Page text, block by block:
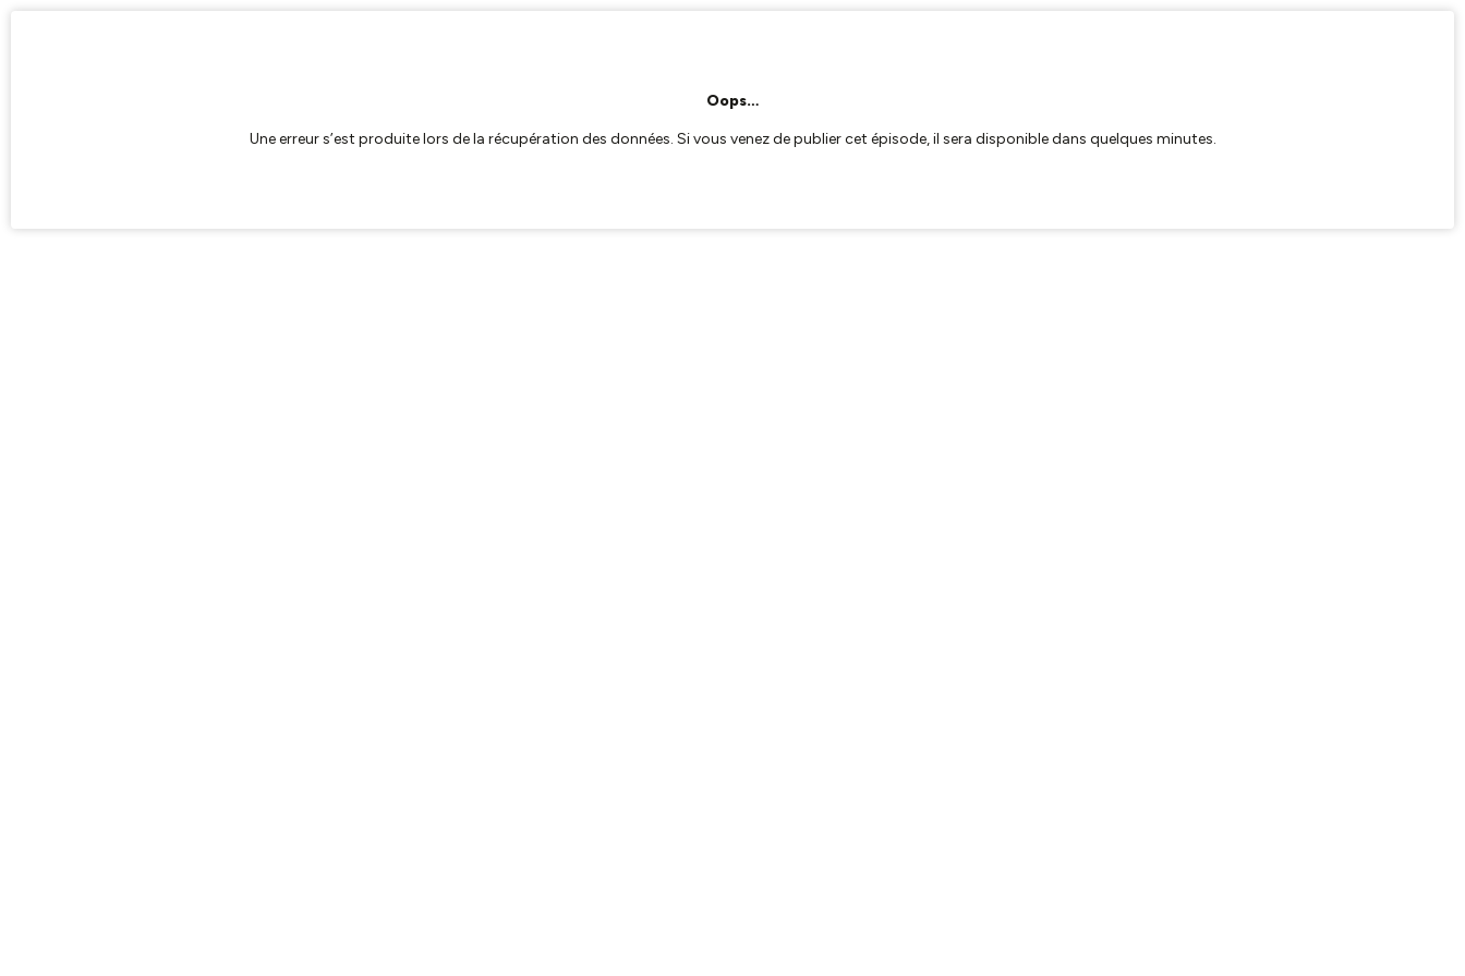
Oops…
Une erreur s’est produite lors de la récupération des données. Si vous venez de publier cet épisode, il sera disponible dans quelques minutes.